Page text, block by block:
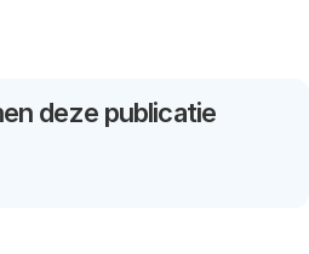
deze publicatie